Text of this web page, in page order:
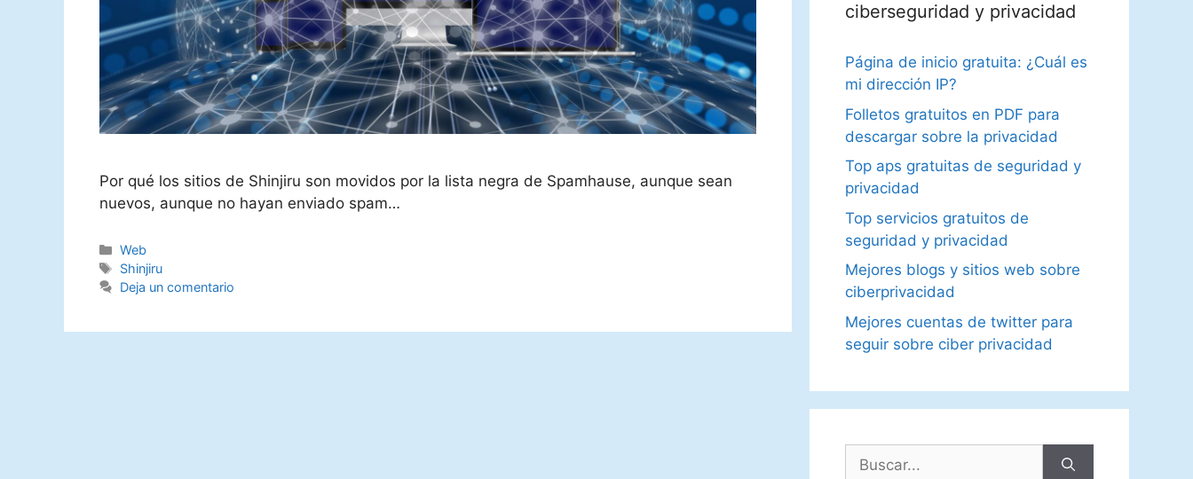
Por qué los sitios de Shinjiru son movidos por la lista negra de Spamhause, aunque sean
nuevos, aunque no hayan enviado spam…
Categorías
Web
Etiquetas
Shinjiru
Deja un comentario
ciberseguridad y privacidad
Página de inicio gratuita: ¿Cuál es
mi dirección IP?
Folletos gratuitos en PDF para
descargar sobre la privacidad
Top aps gratuitas de seguridad y
privacidad
Top servicios gratuitos de
seguridad y privacidad
Mejores blogs y sitios web sobre
ciberprivacidad
Mejores cuentas de twitter para
seguir sobre ciber privacidad